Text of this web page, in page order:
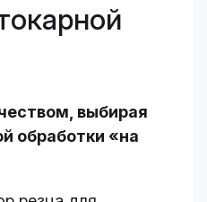
выбирая
обработки «на